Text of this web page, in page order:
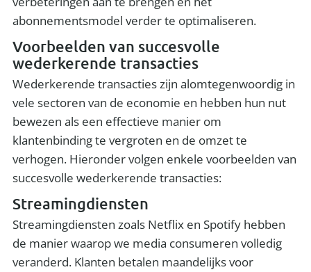
abonnementsmodel verder te optimaliseren.
Voorbeelden van succesvolle
wederkerende transacties
Wederkerende transacties zijn alomtegenwoordig in
vele sectoren van de economie en hebben hun nut
bewezen als een effectieve manier om
klantenbinding te vergroten en de omzet te
verhogen. Hieronder volgen enkele voorbeelden van
succesvolle wederkerende transacties:
Streamingdiensten
Streamingdiensten zoals Netflix en Spotify hebben
de manier waarop we media consumeren volledig
veranderd. Klanten betalen maandelijks voor